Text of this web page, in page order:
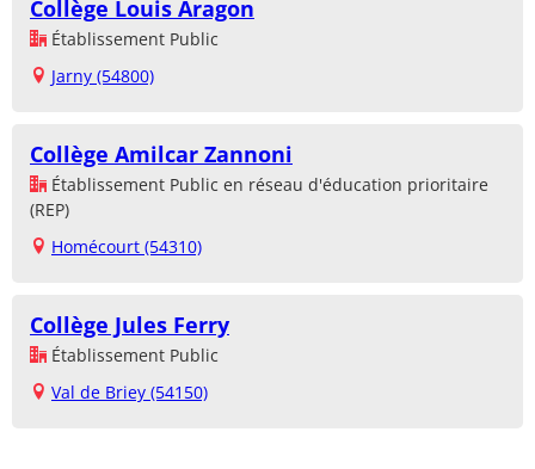
Collège Louis Aragon
Établissement Public
Jarny (54800)
Collège Amilcar Zannoni
Établissement Public en réseau d'éducation prioritaire
(REP)
Homécourt (54310)
Collège Jules Ferry
Établissement Public
Val de Briey (54150)